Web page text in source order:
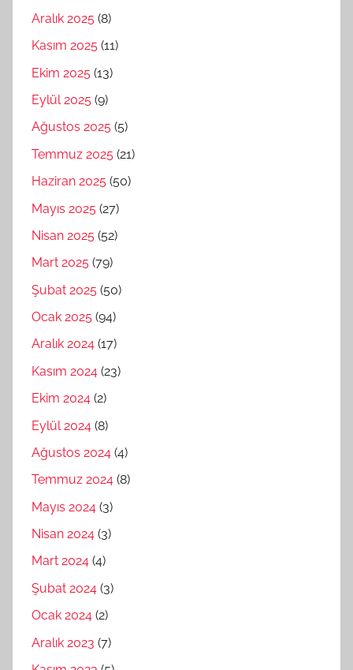
Aralık 2025 (8)
Kasım 2025 (11)
Ekim 2025 (13)
Eylül 2025 (9)
Ağustos 2025 (5)
Temmuz 2025 (21)
Haziran 2025 (50)
Mayıs 2025 (27)
Nisan 2025 (52)
Mart 2025 (79)
Şubat 2025 (50)
Ocak 2025 (94)
Aralık 2024 (17)
Kasım 2024 (23)
Ekim 2024 (2)
Eylül 2024 (8)
Ağustos 2024 (4)
Temmuz 2024 (8)
Mayıs 2024 (3)
Nisan 2024 (3)
Mart 2024 (4)
Şubat 2024 (3)
Ocak 2024 (2)
Aralık 2023 (7)